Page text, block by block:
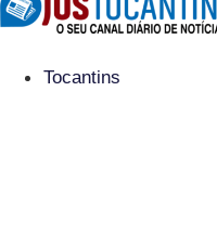
Tocantins